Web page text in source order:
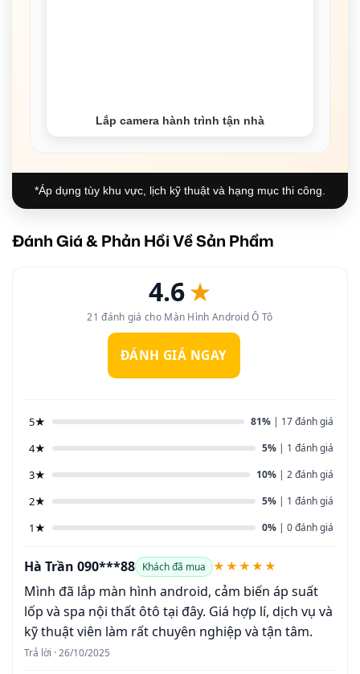
Lắp camera hành trình tận nhà
*Áp dụng tùy khu vực, lịch kỹ thuật và hạng mục thi công.
Đánh Giá & Phản Hồi Về Sản Phẩm
4.6★
21 đánh giá cho Màn Hình Android Ô Tô
ĐÁNH GIÁ NGAY
5★ 81% | 17 đánh giá
4★ 5% | 1 đánh giá
3★ 10% | 2 đánh giá
2★ 5% | 1 đánh giá
1★ 0% | 0 đánh giá
Hà Trần 090***88 Khách đã mua ★★★★★
Mình đã lắp màn hình android, cảm biến áp suất
lốp và spa nội thất ôtô tại đây. Giá hợp lí, dịch vụ và
kỹ thuật viên làm rất chuyên nghiệp và tận tâm.
Trả lời · 26/10/2025